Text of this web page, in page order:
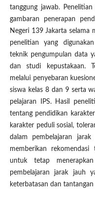
tanggung jawab.
gambaran penerapan
Negeri 139 Jakarta selama
penelitian yang
teknik pengumpulan data
dan studi kepustakaan.
melalui penyebaran
siswa kelas 8 dan 9 serta
pelajaran IPS. Hasil
tentang pendidikan
karakter peduli sosial,
dalam pembelajaran
memberikan
untuk tetap
pembelajaran jarak jauh
keterbatasan dan tantangan